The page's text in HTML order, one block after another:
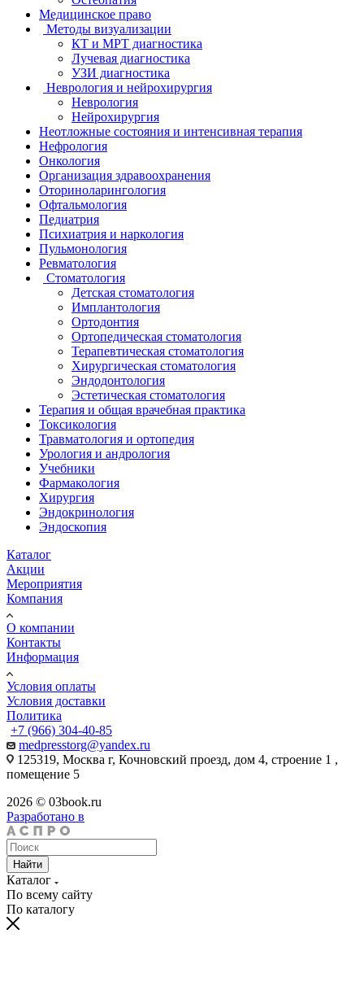
Медицинское право
Методы визуализации
КТ и МРТ диагностика
Лучевая диагностика
УЗИ диагностика
Неврология и нейрохирургия
Неврология
Нейрохирургия
Неотложные состояния и интенсивная терапия
Нефрология
Онкология
Организация здравоохранения
Оториноларингология
Офтальмология
Педиатрия
Психиатрия и наркология
Пульмонология
Ревматология
Стоматология
Детская стоматология
Имплантология
Ортодонтия
Ортопедическая стоматология
Терапевтическая стоматология
Хирургическая стоматология
Эндодонтология
Эстетическая стоматология
Терапия и общая врачебная практика
Токсикология
Травматология и ортопедия
Урология и андрология
Учебники
Фармакология
Хирургия
Эндокринология
Эндоскопия
Каталог
Акции
Мероприятия
Компания
О компании
Контакты
Информация
Условия оплаты
Условия доставки
Политика
+7 (966) 304-40-85
medpresstorg@yandex.ru
125319, Москва г, Кочновский проезд, дом 4, строение 1 ,
помещение 5
2026 © 03book.ru
Разработано в
Найти
Каталог
По всему сайту
По каталогу